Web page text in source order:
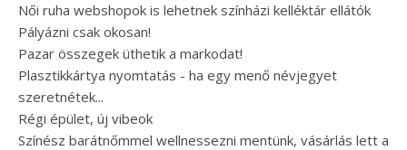
Női ruha webshopok is lehetnek színházi kelléktár ellátók
Pályázni csak okosan!
Pazar összegek üthetik a markodat!
Plasztikkártya nyomtatás - ha egy menő névjegyet
szeretnétek...
Régi épület, új vibeok
Színész barátnőmmel wellnessezni mentünk, vásárlás lett a